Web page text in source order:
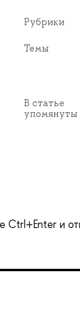
Рубрики
Темы
В статье
упомянуты
Ctrl+Enter и